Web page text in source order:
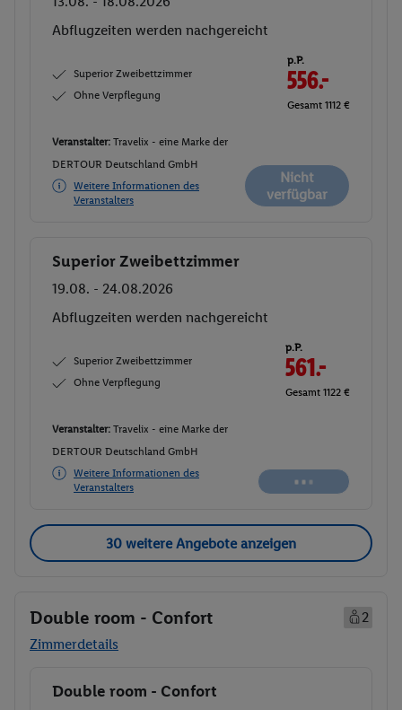
Abflugzeiten werden nachgereicht
Superior Zweibettzimmer
Ohne Verpflegung
p.P.
556.-
Gesamt 1112 €
Veranstalter: Travelix - eine Marke der
DERTOUR Deutschland GmbH
Weitere Informationen des
Veranstalters
Nicht
verfügbar
Buchen
Superior Zweibettzimmer
19.08. - 24.08.2026
Abflugzeiten werden nachgereicht
Superior Zweibettzimmer
Ohne Verpflegung
p.P.
561.-
Gesamt 1122 €
Veranstalter: Travelix - eine Marke der
DERTOUR Deutschland GmbH
Weitere Informationen des
Veranstalters
30 weitere Angebote anzeigen
Double room - Confort
2
Zimmerdetails
Buchen
Double room - Confort